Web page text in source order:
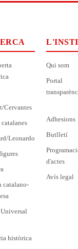
Cervantes
Leonardo
catalano-
històrica
Qui som
Portal
Adhesions
Butlletí
d'actes
Avís legal